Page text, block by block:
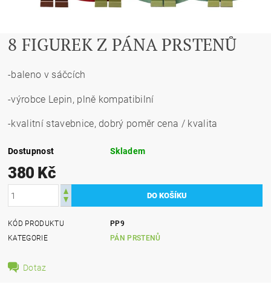
8 FIGUREK Z PÁNA PRSTENŮ
-baleno v sáčcích
-výrobce Lepin, plně kompatibilní
-kvalitní stavebnice, dobrý poměr cena / kvalita
Dostupnost Skladem
380 Kč
KÓD PRODUKTU
PP9
KATEGORIE
PÁN PRSTENŮ
Dotaz